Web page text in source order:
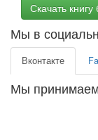
Скачать
Мы в
Вконтакте
Мы